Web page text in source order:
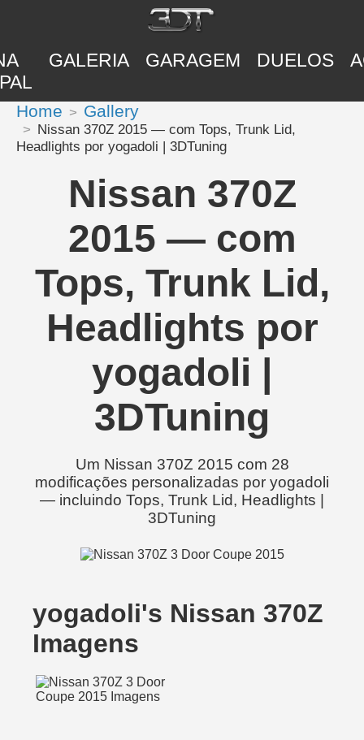
GALERIA GARAGEM DUELOS
Home Gallery
Nissan 370Z 2015 — com Tops, Trunk Lid,
Headlights por yogadoli | 3DTuning
Nissan 370Z
2015 — com
Tops, Trunk Lid,
Headlights por
yogadoli |
3DTuning
Um Nissan 370Z 2015 com 28
modificações personalizadas por yogadoli
— incluindo Tops, Trunk Lid, Headlights |
3DTuning
yogadoli's Nissan 370Z
Imagens